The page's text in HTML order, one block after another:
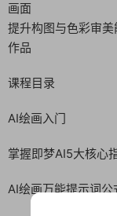
画面
提升构图与色彩审
作品
课程目录
AI绘画入门
掌握即梦AI5大核心
AI绘画万能提示词公